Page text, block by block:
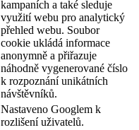
kampaních a také sleduje
využití webu pro analytický
přehled webu. Soubor
cookie ukládá informace
anonymně a přiřazuje
náhodně vygenerované číslo
k rozpoznání unikátních
návštěvníků.
Nastaveno Googlem k
rozlišení uživatelů.